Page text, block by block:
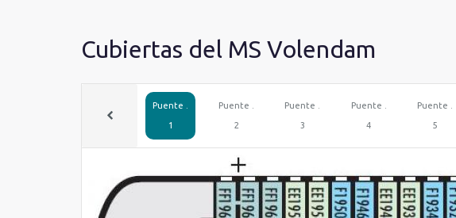
Cubiertas del MS Volendam
Puente .
1
Puente .
2
Puente .
3
Puente .
4
Puente .
5